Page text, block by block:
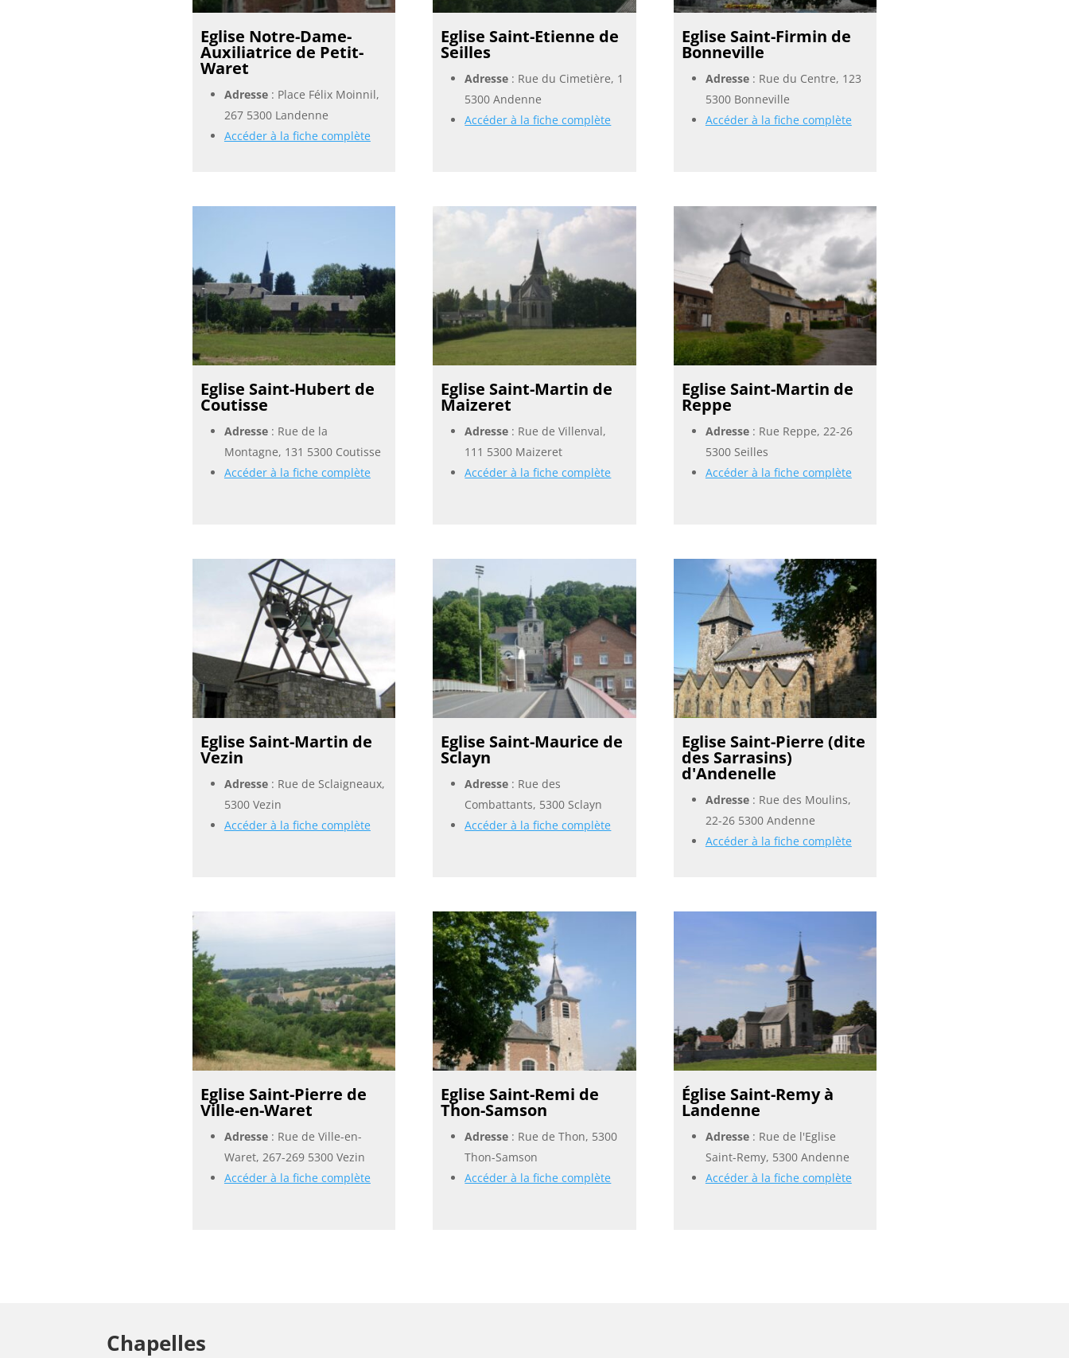
Eglise Notre-Dame-
Auxiliatrice de Petit-
Waret
Adresse: Place Félix Moinnil,
267 5300 Landenne
Accéder à la fiche complète
Eglise Saint-Etienne de
Seilles
Adresse : Rue du Cimetière, 1
5300 Andenne
Accéder à la fiche complète
Eglise Saint-Firmin de
Bonneville
Adresse: Rue du Centre, 123
5300 Bonneville
Accéder à la fiche complète
Eglise Saint-Hubert de
Coutisse
Adresse: Rue de la
Montagne, 131 5300 Coutisse
Accéder à la fiche complète
Eglise Saint-Martin de
Maizeret
Adresse : Rue de Villenval,
111 5300 Maizeret
Accéder à la fiche complète
Eglise Saint-Martin de
Reppe
Adresse: Rue Reppe, 22-26
5300 Seilles
Accéder à la fiche complète
Eglise Saint-Martin de
Vezin
Adresse: Rue de Sclaigneaux,
5300 Vezin
Accéder à la fiche complète
Eglise Saint-Maurice de
Sclayn
Adresse : Rue des
Combattants, 5300 Sclayn
Accéder à la fiche complète
Eglise Saint-Pierre (dite
des Sarrasins)
d'Andenelle
Adresse: Rue des Moulins,
22-26 5300 Andenne
Accéder à la fiche complète
Eglise Saint-Pierre de
Ville-en-Waret
Adresse: Rue de Ville-en-
Waret, 267-269 5300 Vezin
Accéder à la fiche complète
Eglise Saint-Remi de
Thon-Samson
Adresse : Rue de Thon, 5300
Thon-Samson
Accéder à la fiche complète
Église Saint-Remy à
Landenne
Adresse: Rue de l'Eglise
Saint-Remy, 5300 Andenne
Accéder à la fiche complète
Chapelles